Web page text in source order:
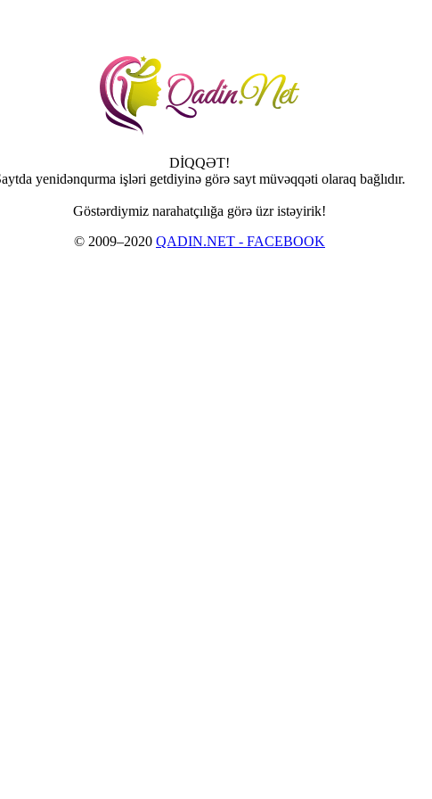
DİQQƏT!
yenidənqurma işləri getdiyinə görə sayt müvəqqəti olaraq bağlıdır.
Göstərdiymiz narahatçılığa görə üzr istəyirik!
© 2009–2020 QADIN.NET - FACEBOOK